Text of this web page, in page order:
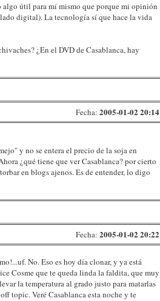
algo útil para mí mismo que porque mi opinión
digital). La tecnología sí que hace la vida
¿En el DVD de Casablanca, hay
Fecha: 2005-01-02 20:14
y no se entera el precio de la soja en
¿qué tiene que ver Casablanca? por cierto
en blogs ajenos. Es de entender, lo digo
Fecha: 2005-01-02 20:22
No. Eso es hoy día clonar, y ya está
Cosme que te queda linda la faldita, que muy
la temperatura al grado justo para matarlas
topic. Veré Casablanca esta noche y te